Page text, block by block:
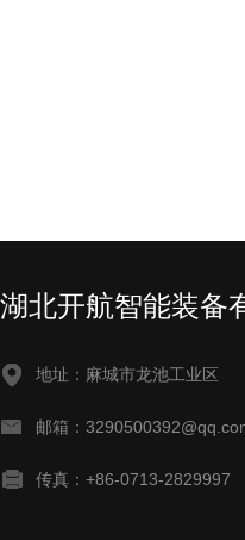
湖北开航智能装备
地址：麻城市龙池工业区
邮箱：
传真：+86-0713-2829997